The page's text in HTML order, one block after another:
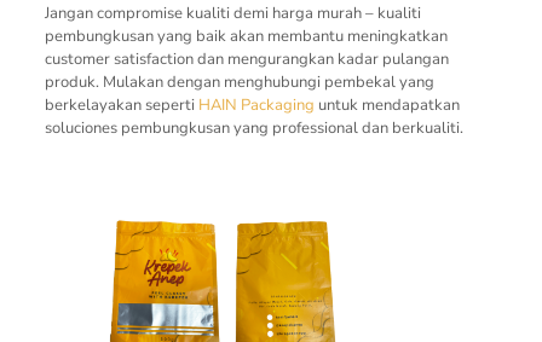
Jangan compromise kualiti demi harga murah – kualiti
pembungkusan yang baik akan membantu meningkatkan
customer satisfaction dan mengurangkan kadar pulangan
produk. Mulakan dengan menghubungi pembekal yang
berkelayakan seperti HAIN Packaging untuk mendapatkan
soluciones pembungkusan yang professional dan berkualiti.